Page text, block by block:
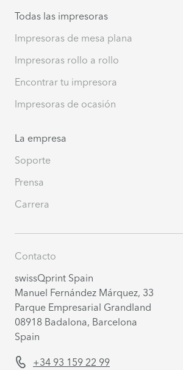
Todas las impresoras
Impresoras de mesa plana
Impresoras rollo a rollo
Encontrar tu impresora
Impresoras de ocasión
La empresa
Soporte
Prensa
Carrera
Contacto
swissQprint Spain
Manuel Fernández Márquez, 33
Parque Empresarial Grandland
08918 Badalona, Barcelona
Spain
+34 93 159 22 99